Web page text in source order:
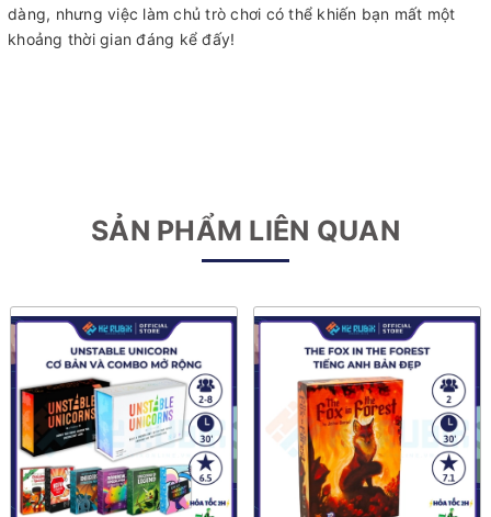
dàng, nhưng việc làm chủ trò chơi có thể khiến bạn mất một
khoảng thời gian đáng kể đấy!
SẢN PHẨM LIÊN QUAN